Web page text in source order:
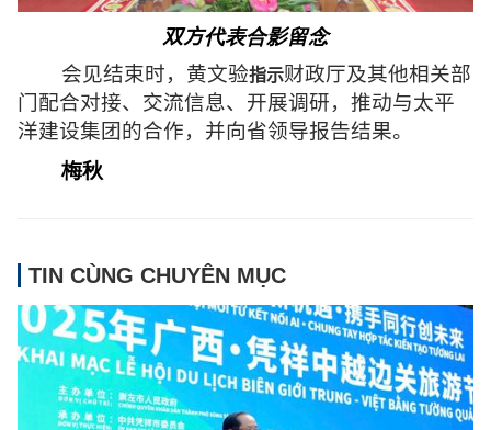
双方代表合影留念
会见结束时，黄文验指示财政厅及其他相关部
门配合对接、交流信息、开展调研，推动与太平
洋建设集团的合作，并向省领导报告结果。
梅秋
TIN CÙNG CHUYÊN MỤC